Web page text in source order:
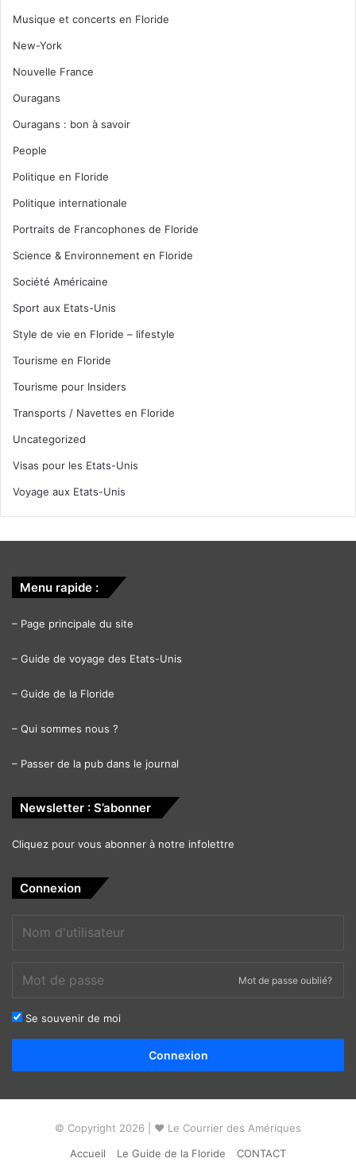
Musique et concerts en Floride
New-York
Nouvelle France
Ouragans
Ouragans : bon à savoir
People
Politique en Floride
Politique internationale
Portraits de Francophones de Floride
Science & Environnement en Floride
Société Américaine
Sport aux Etats-Unis
Style de vie en Floride – lifestyle
Tourisme en Floride
Tourisme pour Insiders
Transports / Navettes en Floride
Uncategorized
Visas pour les Etats-Unis
Voyage aux Etats-Unis
Menu rapide :
– Page principale du site
– Guide de voyage des Etats-Unis
– Guide de la Floride
– Qui sommes nous ?
– Passer de la pub dans le journal
Newsletter : S’abonner
Cliquez pour vous abonner à notre infolettre
Connexion
Mot de passe oublié?
Se souvenir de moi
Connexion
© Copyright 2026 | ❤ Le Courrier des Amériques
Accueil
Le Guide de la Floride CONTACT